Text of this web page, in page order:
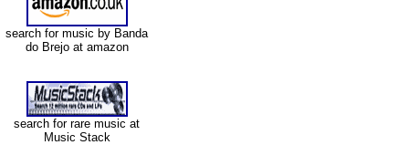
search for music by Banda
do Brejo at amazon
search for rare music at
Music Stack